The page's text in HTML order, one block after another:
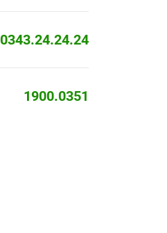
0343.24.24.24
1900.0351